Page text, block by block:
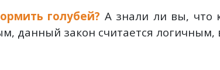
голубей? А знали ли вы, что
данный закон считается логичным,